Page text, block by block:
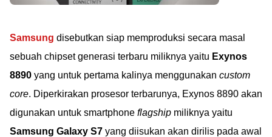
Samsung disebutkan siap memproduksi secara masal
sebuah chipset generasi terbaru miliknya yaitu Exynos
8890 yang untuk pertama kalinya menggunakan custom
core. Diperkirakan prosesor terbarunya, Exynos 8890 akan
digunakan untuk smartphone flagship miliknya yaitu
Samsung Galaxy S7 yang diisukan akan dirilis pada awal